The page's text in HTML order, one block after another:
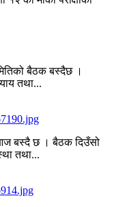
बैठक बस्दैछ ।
तथा...
बस्दै छ । बैठक दिउँसो
तथा...